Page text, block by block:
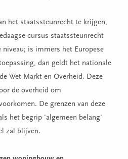
het staatssteunrecht te krijgen,
cursus staatssteunrecht
niveau; is immers het Europese
dan geldt het nationale
Wet Markt en Overheid. Deze
de overheid om
De grenzen van deze
het begrip 'algemeen belang'
zal blijven.